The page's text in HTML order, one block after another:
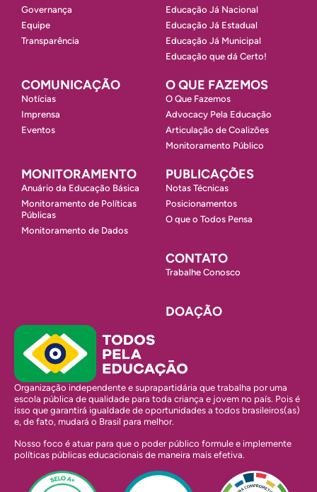
Governança
Equipe
Transparência
Educação Já Nacional
Educação Já Estadual
Educação Já Municipal
Educação que dá Certo!
COMUNICAÇÃO
Notícias
Imprensa
Eventos
O QUE FAZEMOS
O Que Fazemos
Advocacy Pela Educação
Articulação de Coalizões
Monitoramento Público
MONITORAMENTO
Anuário da Educação Básica
Monitoramento de Políticas
Públicas
Monitoramento de Dados
PUBLICAÇÕES
Notas Técnicas
Posicionamentos
O que o Todos Pensa
CONTATO
Trabalhe Conosco
DOAÇÃO
Organização independente e suprapartidária que trabalha por uma
escola pública de qualidade para toda criança e jovem no país. Pois é
isso que garantirá igualdade de oportunidades a todos brasileiros(as)
e, de fato, mudará o Brasil para melhor.
Nosso foco é atuar para que o poder público formule e implemente
políticas públicas educacionais de maneira mais efetiva.